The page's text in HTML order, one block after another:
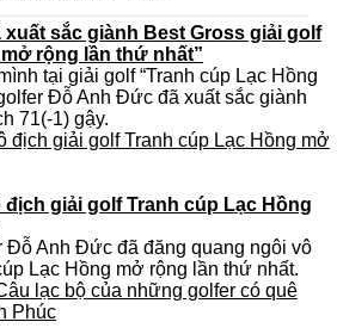
sắc giành Best Gross giải golf
rộng lần thứ nhất”
tại giải golf “Tranh cúp Lạc Hồng
Đỗ Anh Đức đã xuất sắc giành
71(-1) gậy.
giải golf Tranh cúp Lạc Hồng
Đỗ Anh Đức đã đăng quang ngôi vô
Lạc Hồng mở rộng lần thứ nhất.